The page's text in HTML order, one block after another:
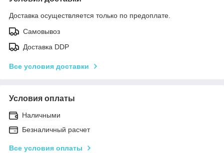
Доставка осуществляется только по предоплате.
Самовывоз
Доставка DDP
Все условия доставки
Условия оплаты
Наличными
Безналичный расчет
Все условия оплаты